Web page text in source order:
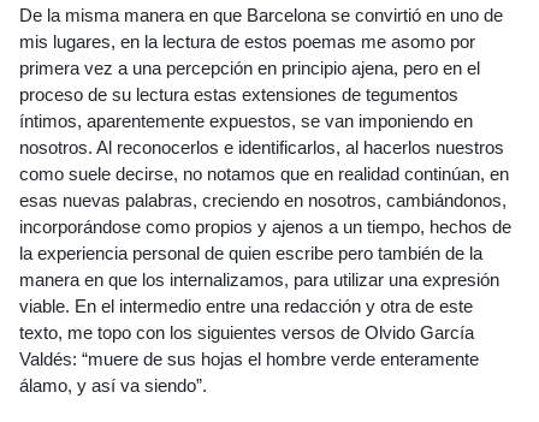
De la misma manera en que Barcelona se convirtió en uno de
mis lugares, en la lectura de estos poemas me asomo por
primera vez a una percepción en principio ajena, pero en el
proceso de su lectura estas extensiones de tegumentos
íntimos, aparentemente expuestos, se van imponiendo en
nosotros. Al reconocerlos e identificarlos, al hacerlos nuestros
como suele decirse, no notamos que en realidad continúan, en
esas nuevas palabras, creciendo en nosotros, cambiándonos,
incorporándose como propios y ajenos a un tiempo, hechos de
la experiencia personal de quien escribe pero también de la
manera en que los internalizamos, para utilizar una expresión
viable. En el intermedio entre una redacción y otra de este
texto, me topo con los siguientes versos de Olvido García
Valdés: “muere de sus hojas el hombre verde enteramente
álamo, y así va siendo”.